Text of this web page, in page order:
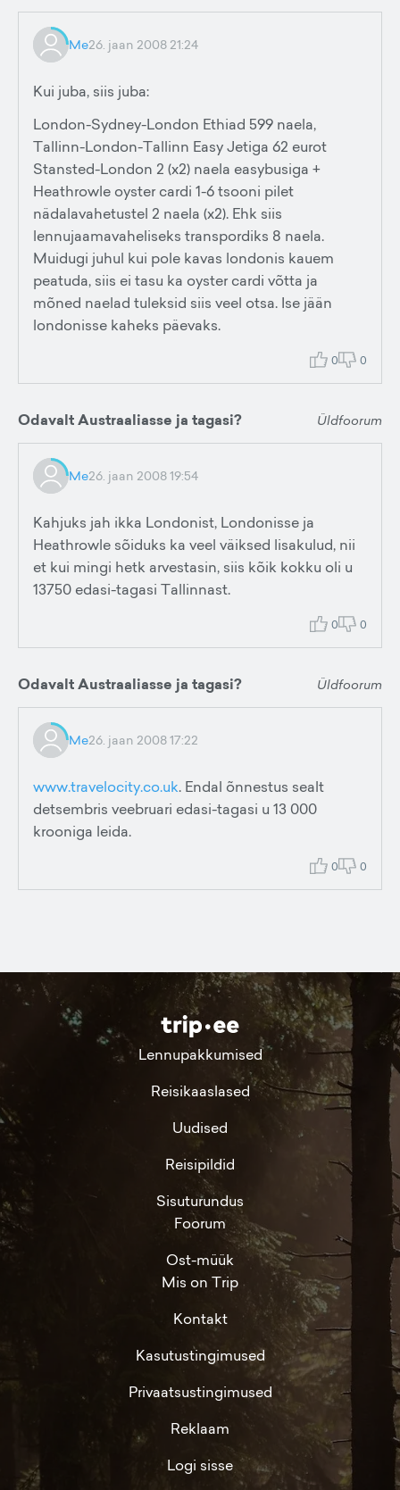
Me26. jaan 2008 21:24
Kui juba, siis juba:
London-Sydney-London Ethiad 599 naela,
Tallinn-London-Tallinn Easy Jetiga 62 eurot
Stansted-London 2 (x2) naela easybusiga +
Heathrowle oyster cardi 1-6 tsooni pilet
nädalavahetustel 2 naela (x2). Ehk siis
lennujaamavaheliseks transpordiks 8 naela.
Muidugi juhul kui pole kavas londonis kauem
peatuda, siis ei tasu ka oyster cardi võtta ja
mõned naelad tuleksid siis veel otsa. Ise jään
londonisse kaheks päevaks.
0 0
Odavalt Austraaliasse ja tagasi? Üldfoorum
Me26. jaan 2008 19:54
Kahjuks jah ikka Londonist, Londonisse ja
Heathrowle sõiduks ka veel väiksed lisakulud, nii
et kui mingi hetk arvestasin, siis kõik kokku oli u
13750 edasi-tagasi Tallinnast.
0 0
Odavalt Austraaliasse ja tagasi? Üldfoorum
Me26. jaan 2008 17:22
www.travelocity.co.uk. Endal õnnestus sealt
detsembris veebruari edasi-tagasi u 13 000
krooniga leida.
0 0
Lennupakkumised
Reisikaaslased
Uudised
Reisipildid
Sisuturundus
Foorum
Ost-müük
Mis on Trip
Kontakt
Kasutustingimused
Privaatsustingimused
Reklaam
Logi sisse